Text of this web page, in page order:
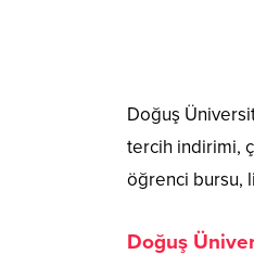
Doğuş
tercih indirimi,
öğrenci bursu,
Doğuş